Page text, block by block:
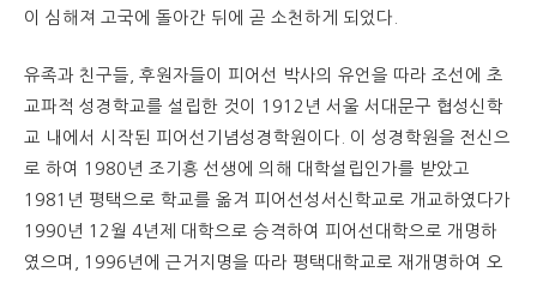
이 심해져 고국에 돌아간 뒤에 곧 소천하게 되었다.
유족과 친구들, 후원자들이 피어선 박사의 유언을 따라 조선에 초
교파적 성경학교를 설립한 것이 1912년 서울 서대문구 협성신학
교 내에서 시작된 피어선기념성경학원이다. 이 성경학원을 전신으
로 하여 1980년 조기흥 선생에 의해 대학설립인가를 받았고
1981년 평택으로 학교를 옮겨 피어선성서신학교로 개교하였다가
1990년 12월 4년제 대학으로 승격하여 피어선대학으로 개명하
였으며, 1996년에 근거지명을 따라 평택대학교로 재개명하여 오